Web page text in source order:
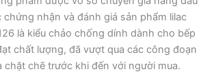
chứng nhận và đánh giá sản phẩm lilac
là kiểu chảo chống dính dành cho bếp
chất lượng, đã vượt qua các công đoạn
chặt chẽ trước khi đến với người mua.